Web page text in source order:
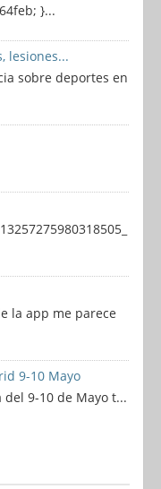
}...
lesiones...
sobre deportes en
la app me parece
9-10 Mayo
del 9-10 de Mayo t...